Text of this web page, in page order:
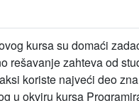
kursa su domaći
rešavanje zahteva od
koriste najveći deo
u okviru kursa